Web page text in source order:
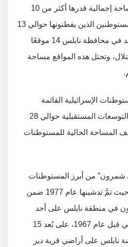
بؤرة استيطانية تحتل مساحة إجمالية قدرها أكثر من 10
آلاف دونم، ويبلغ عدد المستوطنين الذين يقطنونها حوالي 13
ألف مستوطن، فيما يوجد في محافظة نابلس 14 موقعًا
وتحتل هذه المواقع مساحة
الإسرائيلية القائمة
ومناطق النفوذ الأمنية والتوسعات المستقبلية حوالي 28
ضعف المساحة الحالية للمستوطنات
شمرون” من أبرز المستوطنات
التي أُنشئت في نابلس، حيث تمَّ تدشينها عام 1977 ضمن
في منطقة نابلس على أحد
معسكرات الجيش الأردني قبل عام 1967، على بُعد 15
نابلس على أراضي قرية دير